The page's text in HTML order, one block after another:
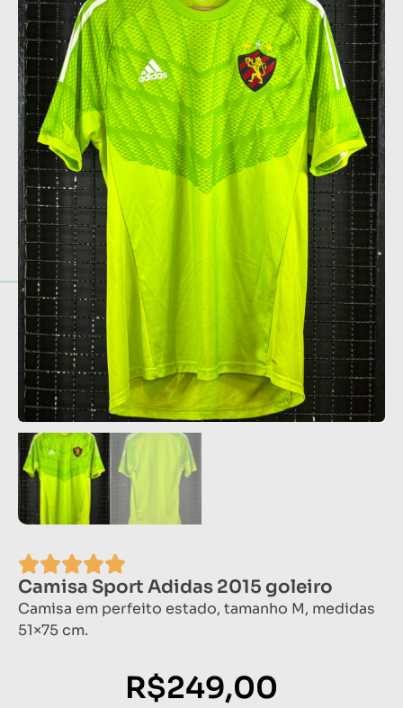
Camisa Sport Adidas 2015 goleiro
Camisa em perfeito estado, tamanho M, medidas
51×75 cm.
R$249,00